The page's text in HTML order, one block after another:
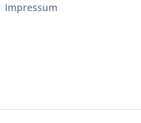
Impressum